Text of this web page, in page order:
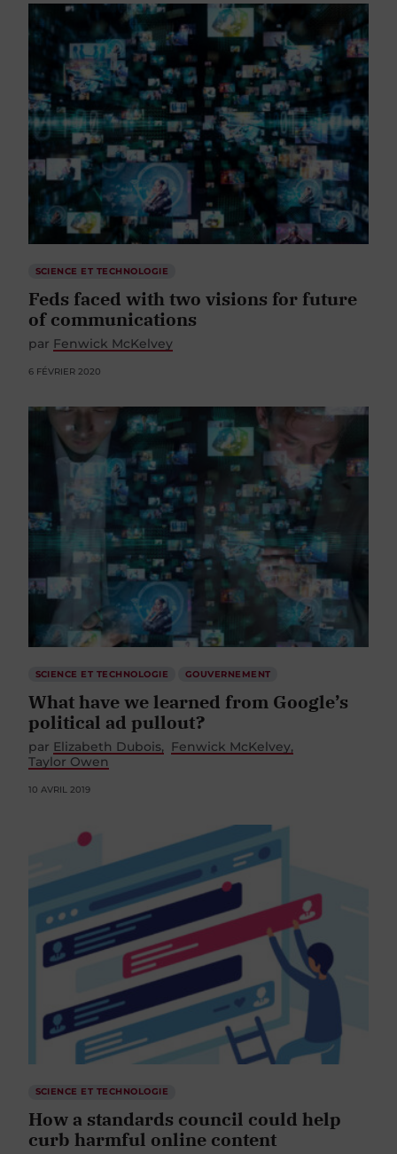
SCIENCE ET TECHNOLOGIE
Feds faced with two visions for future
of communications
par Fenwick McKelvey
6 FÉVRIER 2020
SCIENCE ET TECHNOLOGIE GOUVERNEMENT
What have we learned from Google’s
political ad pullout?
par Elizabeth Dubois
Fenwick McKelvey
Taylor Owen
10 AVRIL 2019
SCIENCE ET TECHNOLOGIE
How a standards council could help
curb harmful online content